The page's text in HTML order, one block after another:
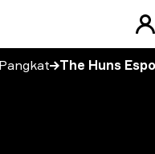
The Huns